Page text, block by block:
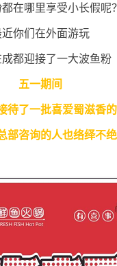
在哪里享受小长假呢？
近你们在外面游玩
都迎接了一大波鱼粉
五一期间
待了一批喜爱蜀滋香
部咨询的人也络绎不绝